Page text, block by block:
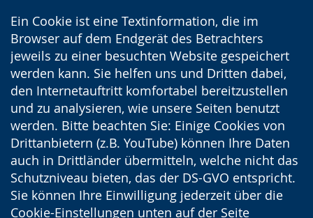
Ein Cookie ist eine Textinformation, die im
Browser auf dem Endgerät des Betrachters
jeweils zu einer besuchten Website gespeichert
werden kann. Sie helfen uns und Dritten dabei,
den Internetauftritt komfortabel bereitzustellen
und zu analysieren, wie unsere Seiten benutzt
werden. Bitte beachten Sie: Einige Cookies von
Drittanbietern (z.B. YouTube) können Ihre Daten
auch in Drittländer übermitteln, welche nicht das
Schutzniveau bieten, das der DS-GVO entspricht.
Sie können Ihre Einwilligung jederzeit über die
Cookie-Einstellungen unten auf der Seite